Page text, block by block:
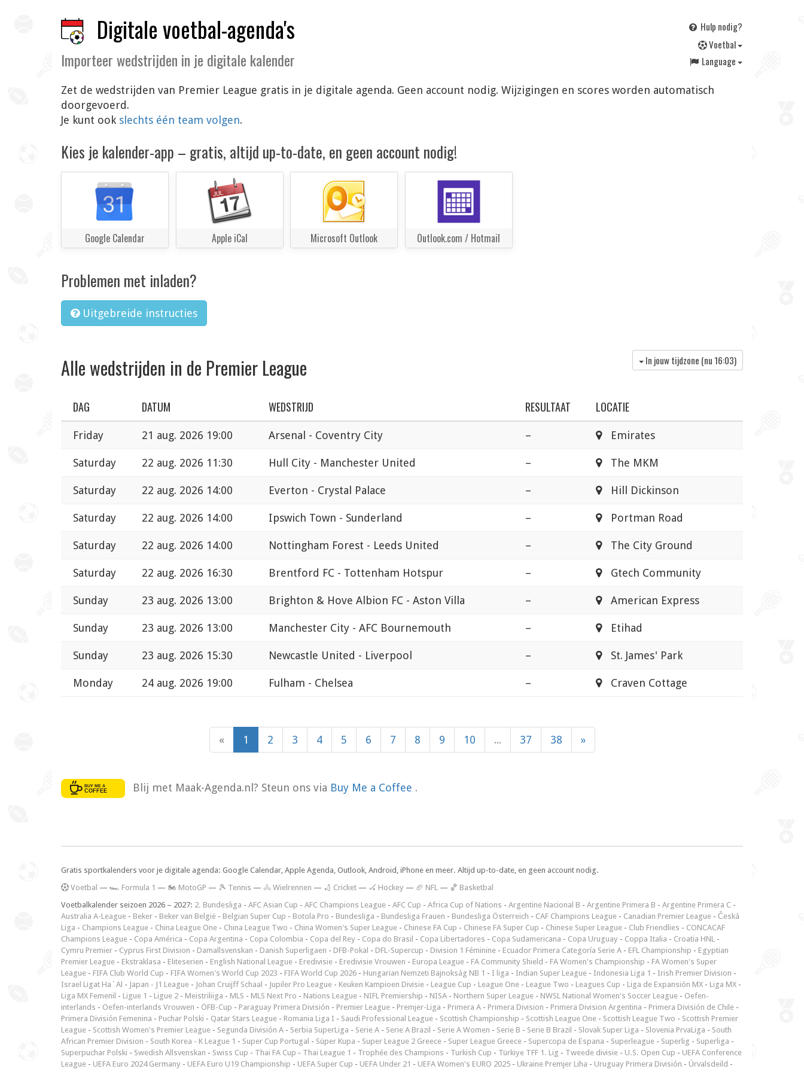
Digitale voetbal-agenda's
Importeer wedstrijden in je digitale kalender
Hulp nodig?
Voetbal
Language
Zet de wedstrijden van Premier League gratis in je digitale agenda. Geen account nodig. Wijzigingen en scores worden automatisch
doorgevoerd.
Je kunt ook slechts één team volgen.
Kies je kalender-app – gratis, altijd up-to-date, en geen account nodig!
Google Calendar Apple iCal Microsoft Outlook Outlook.com / Hotmail
Problemen met inladen?
Uitgebreide instructies
Alle wedstrijden in de Premier League In jouw tijdzone (nu 16:03)
DAG DATUM WEDSTRIJD RESULTAAT LOCATIE
Friday 21 aug. 2026 19:00 Arsenal - Coventry City – Emirates
Saturday 22 aug. 2026 11:30 Hull City - Manchester United – The MKM
Saturday 22 aug. 2026 14:00 Everton - Crystal Palace – Hill Dickinson
Saturday 22 aug. 2026 14:00 Ipswich Town - Sunderland – Portman Road
Saturday 22 aug. 2026 14:00 Nottingham Forest - Leeds United – The City Ground
Saturday 22 aug. 2026 16:30 Brentford FC - Tottenham Hotspur – Gtech Community
Sunday 23 aug. 2026 13:00 Brighton & Hove Albion FC - Aston Villa – American Express
Sunday 23 aug. 2026 13:00 Manchester City - AFC Bournemouth – Etihad
Sunday 23 aug. 2026 15:30 Newcastle United - Liverpool – St. James' Park
Monday 24 aug. 2026 19:00 Fulham - Chelsea – Craven Cottage
« 1 2 3 4 5 6 7 8 9 10 ... 37 38 »
Blij met Maak-Agenda.nl? Steun ons via Buy Me a Coffee .
Gratis sportkalenders voor je digitale agenda: Google Calendar, Apple Agenda, Outlook, Android, iPhone en meer. Altijd up-to-date, en geen account nodig.
Voetbal — 🏎️ Formula 1 — 🏍 MotoGP — 🎾 Tennis — 🚴 Wielrennen — 🏏 Cricket — 🏑 Hockey — 🏈 NFL — 🏀 Basketbal
Voetbalkalender seizoen 2026 – 2027: 2. Bundesliga - AFC Asian Cup - AFC Champions League - AFC Cup - Africa Cup of Nations - Argentine Nacional B - Argentine Primera B - Argentine Primera C -
Australia A-League - Beker - Beker van België - Belgian Super Cup - Botola Pro - Bundesliga - Bundesliga Frauen - Bundesliga Österreich - CAF Champions League - Canadian Premier League - Česká
Liga - Champions League - China League One - China League Two - China Women's Super League - Chinese FA Cup - Chinese FA Super Cup - Chinese Super League - Club Friendlies - CONCACAF
Champions League - Copa América - Copa Argentina - Copa Colombia - Copa del Rey - Copa do Brasil - Copa Libertadores - Copa Sudamericana - Copa Uruguay - Coppa Italia - Croatia HNL -
Cymru Premier - Cyprus First Division - Damallsvenskan - Danish Superligaen - DFB-Pokal - DFL-Supercup - Division 1 Féminine - Ecuador Primera Categoría Serie A - EFL Championship - Egyptian
Premier League - Ekstraklasa - Eliteserien - English National League - Eredivisie - Eredivisie Vrouwen - Europa League - FA Community Shield - FA Women's Championship - FA Women's Super
League - FIFA Club World Cup - FIFA Women's World Cup 2023 - FIFA World Cup 2026 - Hungarian Nemzeti Bajnokság NB 1 - I liga - Indian Super League - Indonesia Liga 1 - Irish Premier Division -
Israel Ligat Ha`Al - Japan - J1 League - Johan Cruijff Schaal - Jupiler Pro League - Keuken Kampioen Divisie - League Cup - League One - League Two - Leagues Cup - Liga de Expansión MX - Liga MX -
Liga MX Femenil - Ligue 1 - Ligue 2 - Meistriliiga - MLS - MLS Next Pro - Nations League - NIFL Premiership - NISA - Northern Super League - NWSL National Women's Soccer League - Oefen-
interlands - Oefen-interlands Vrouwen - ÖFB-Cup - Paraguay Primera División - Premier League - Premjer-Liga - Primera A - Primera Division - Primera Division Argentina - Primera División de Chile -
Primera División Femenina - Puchar Polski - Qatar Stars League - Romania Liga I - Saudi Professional League - Scottish Championship - Scottish League One - Scottish League Two - Scottish Premier
League - Scottish Women's Premier League - Segunda División A - Serbia SuperLiga - Serie A - Serie A Brazil - Serie A Women - Serie B - Serie B Brazil - Slovak Super Liga - Slovenia PrvaLiga - South
African Premier Division - South Korea - K League 1 - Super Cup Portugal - Süper Kupa - Super League 2 Greece - Super League Greece - Supercopa de Espana - Superleague - Superlig - Superliga -
Superpuchar Polski - Swedish Allsvenskan - Swiss Cup - Thai FA Cup - Thai League 1 - Trophée des Champions - Turkish Cup - Türkiye TFF 1. Lig - Tweede divisie - U.S. Open Cup - UEFA Conference
League - UEFA Euro 2024 Germany - UEFA Euro U19 Championship - UEFA Super Cup - UEFA Under 21 - UEFA Women's EURO 2025 - Ukraine Premjer Liha - Uruguay Primera División - Úrvalsdeild -